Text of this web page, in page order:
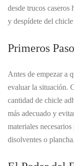
desde trucos caseros
y despídete del
Primeros
Antes de empezar a
evaluar la situación.
cantidad de chicle
más adecuado y
materiales
disolventes o plancha.